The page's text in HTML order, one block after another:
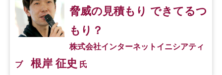
脅威の見積もり できてるつ
もり？
株式会社インターネットイニシアティ
ブ 根岸 征史 氏